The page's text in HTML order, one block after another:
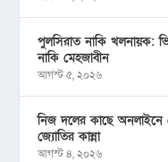
পুলসিরাত নাকি খলনায়ক:
নাকি মেহজাবীন
আগস্ট ৫, ২০২৬
নিজ দলের কাছে অনলাইনে
জ্যোতির কান্না
আগস্ট ৪, ২০২৬